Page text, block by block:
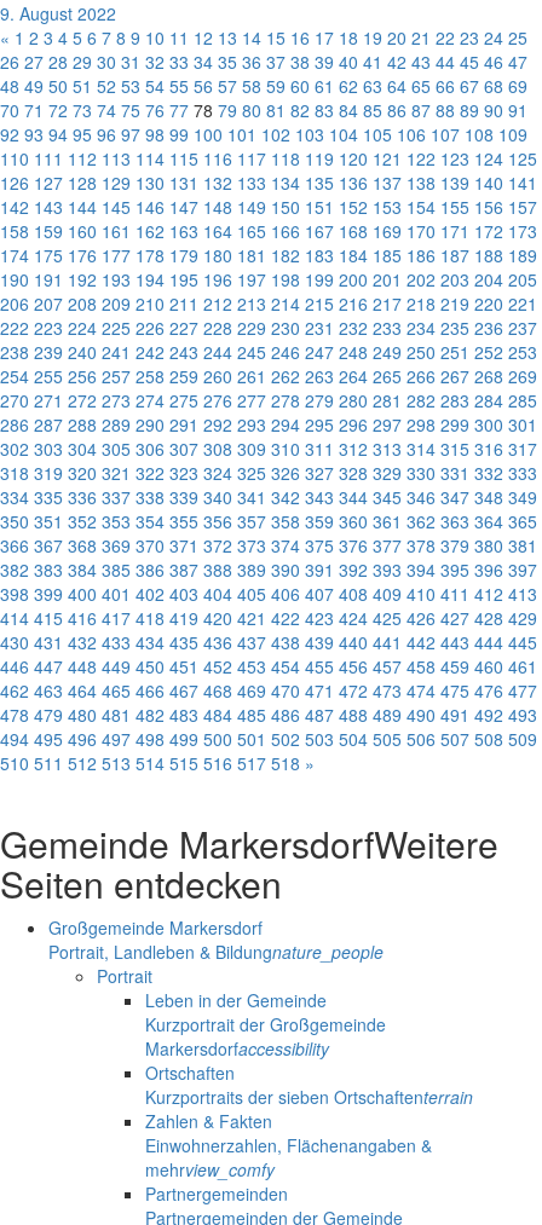
9. August 2022
« 1 2 3 4 5 6 7 8 9 10 11 12 13 14 15 16 17 18 19 20 21 22 23 24 25
26 27 28 29 30 31 32 33 34 35 36 37 38 39 40 41 42 43 44 45 46 47
48 49 50 51 52 53 54 55 56 57 58 59 60 61 62 63 64 65 66 67 68 69
70 71 72 73 74 75 76 77 78 79 80 81 82 83 84 85 86 87 88 89 90 91
92 93 94 95 96 97 98 99 100 101 102 103 104 105 106 107 108 109
110 111 112 113 114 115 116 117 118 119 120 121 122 123 124 125
126 127 128 129 130 131 132 133 134 135 136 137 138 139 140 141
142 143 144 145 146 147 148 149 150 151 152 153 154 155 156 157
158 159 160 161 162 163 164 165 166 167 168 169 170 171 172 173
174 175 176 177 178 179 180 181 182 183 184 185 186 187 188 189
190 191 192 193 194 195 196 197 198 199 200 201 202 203 204 205
206 207 208 209 210 211 212 213 214 215 216 217 218 219 220 221
222 223 224 225 226 227 228 229 230 231 232 233 234 235 236 237
238 239 240 241 242 243 244 245 246 247 248 249 250 251 252 253
254 255 256 257 258 259 260 261 262 263 264 265 266 267 268 269
270 271 272 273 274 275 276 277 278 279 280 281 282 283 284 285
286 287 288 289 290 291 292 293 294 295 296 297 298 299 300 301
302 303 304 305 306 307 308 309 310 311 312 313 314 315 316 317
318 319 320 321 322 323 324 325 326 327 328 329 330 331 332 333
334 335 336 337 338 339 340 341 342 343 344 345 346 347 348 349
350 351 352 353 354 355 356 357 358 359 360 361 362 363 364 365
366 367 368 369 370 371 372 373 374 375 376 377 378 379 380 381
382 383 384 385 386 387 388 389 390 391 392 393 394 395 396 397
398 399 400 401 402 403 404 405 406 407 408 409 410 411 412 413
414 415 416 417 418 419 420 421 422 423 424 425 426 427 428 429
430 431 432 433 434 435 436 437 438 439 440 441 442 443 444 445
446 447 448 449 450 451 452 453 454 455 456 457 458 459 460 461
462 463 464 465 466 467 468 469 470 471 472 473 474 475 476 477
478 479 480 481 482 483 484 485 486 487 488 489 490 491 492 493
494 495 496 497 498 499 500 501 502 503 504 505 506 507 508 509
510 511 512 513 514 515 516 517 518 »
Gemeinde MarkersdorfWeitere
Seiten entdecken
Großgemeinde Markersdorf
Portrait, Landleben & Bildungnature_people
Portrait
Leben in der Gemeinde
Kurzportrait der Großgemeinde
Markersdorfaccessibility
Ortschaften
Kurzportraits der sieben Ortschaftenterrain
Zahlen & Fakten
Einwohnerzahlen, Flächenangaben &
mehrview_comfy
Partnergemeinden
Partnergemeinden der Gemeinde